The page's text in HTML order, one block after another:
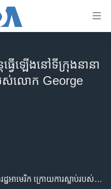
ធ្វើ​ឡើងនៅទីក្រុង​នានា
បស់​លោក George
បាតុកម្ម​បន្តរីករាលដាល​នៅទូទាំង​សហរដ្ឋ​អាមេរិក ក្រោយ​ការ​ស្លាប់​របស់លោក George Floyd ពលរដ្ឋ​អាមេរិកាំង​ដើម​កំណើត​អាហ្វ្រិក​ ដែល​បាន​ស្លាប់​ បន្ទាប់​ពី​ប៉ូលិស​លុត​ជង្គង់​សង្កត់​ពីលើ​ ក ខណៈ​ពេល​ដែល​លោក Floyd ដេក​នៅ​លើ​ដី​និង​ជាប់​ខ្នោះ​ដៃ។ វីដេអូ​ត្រូវ​បាន​គេ​មើល​ឃើញ​នៅ​ជុំវិញ​ពិភពលោក​និង​បាន​បង្ក​ឲ្យ​មាន​ការ​ខឹង​សម្បារ។